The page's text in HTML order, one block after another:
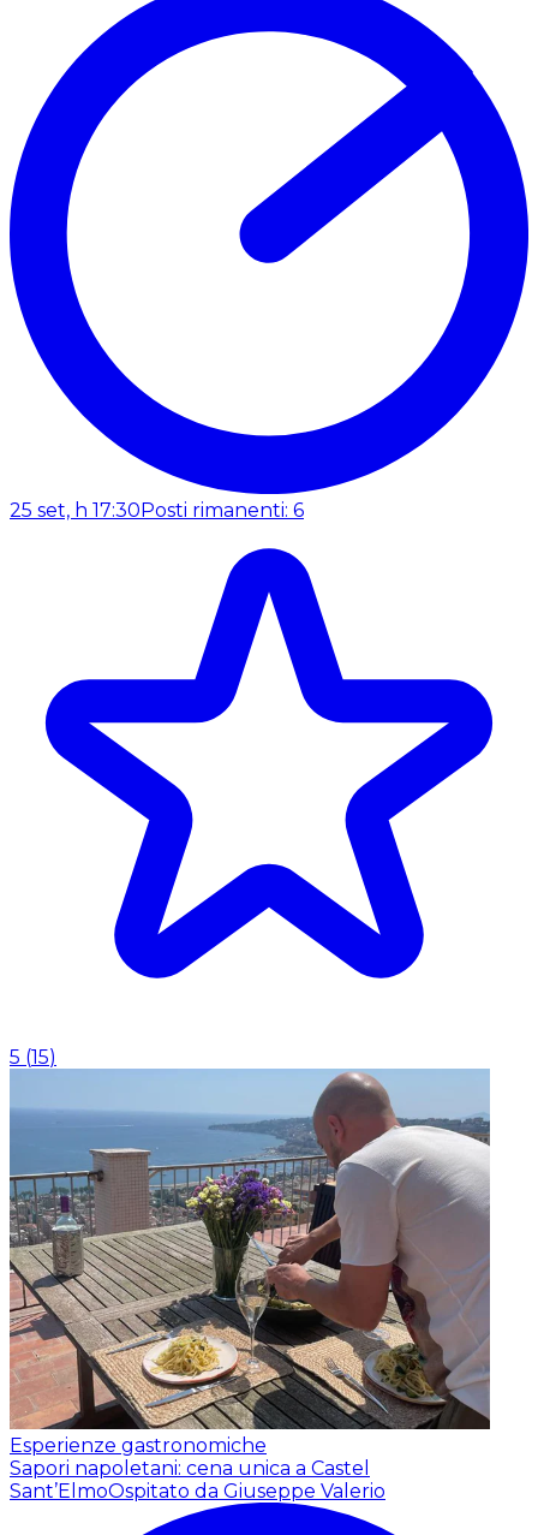
25 set, h 17:30Posti rimanenti: 6
5 (15)
Esperienze gastronomiche
Sapori napoletani: cena unica a Castel
Sant’ElmoOspitato da Giuseppe Valerio